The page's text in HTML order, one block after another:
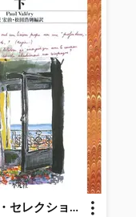
ヴァレリー・セレクション: 下